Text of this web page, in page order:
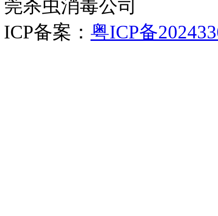
莞杀虫消毒公司
ICP备案： 粤ICP备